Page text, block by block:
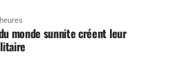
monde sunnite créent leur